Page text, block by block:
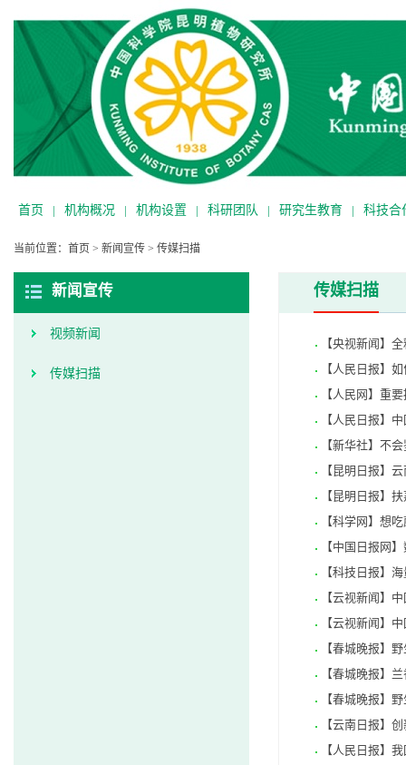
首页 | 机构概况 | 机构设置 | 科研团队 | 研究生教育 | 科技合
当前位置： 首页 > 新闻宣传 > 传媒扫描
新闻宣传
视频新闻
传媒扫描
传媒扫描
【央视新闻】
【人民日报】
【人民网】重
【人民日报】
【新华社】不
【昆明日报】
【昆明日报】
【科学网】想
【中国日报网
【科技日报】
【云视新闻】
【云视新闻】
【春城晚报】
【春城晚报】
【春城晚报】
【云南日报】
【人民日报】